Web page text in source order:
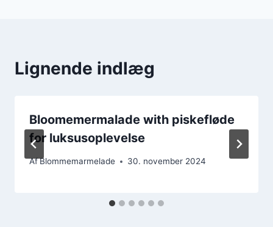
Lignende indlæg
Bloomemermalade with piskefløde
for luksusoplevelse
AfBlommemarmelade 30. november 2024